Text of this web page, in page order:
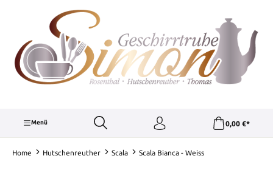
Menü 0,00 €*
Home Hutschenreuther Scala Scala Bianca - Weiss